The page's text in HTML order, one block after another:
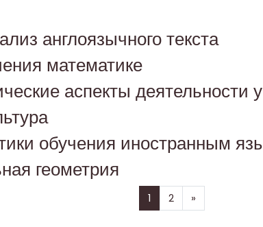
англоязычного текста
математике
аспекты деятельности
обучения иностранным
геометрия
1 (текущая)
2 »